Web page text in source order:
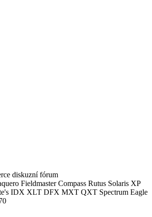
diskuzní fórum
Fieldmaster Compass Rutus Solaris XP
IDX XLT DFX MXT QXT Spectrum Eagle